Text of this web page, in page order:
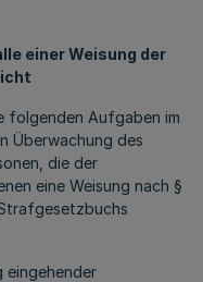
einer Weisung der
folgenden Aufgaben im
Überwachung des
die der
eine Weisung nach §
eingehender